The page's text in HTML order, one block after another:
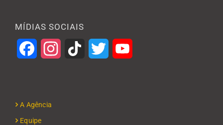
MÍDIAS SOCIAIS
FacebookInstagramTikTok Twitter
A Agência
Equipe